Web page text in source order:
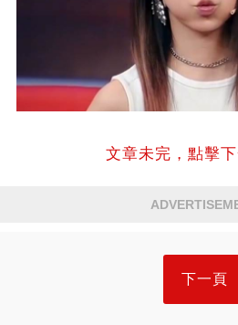
文章未完，點擊
下一頁